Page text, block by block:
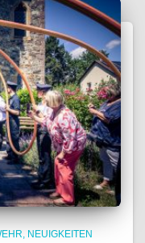
NEUIGKEITEN